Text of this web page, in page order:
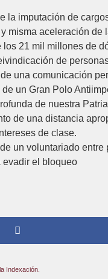
la imputación de
misma aceleración
los 21 mil millones de
de
una comunicación
de un Gran Polo
de nuestra Patria
de una distancia
de clase.
un voluntariado
evadir el bloqueo
Indexación.